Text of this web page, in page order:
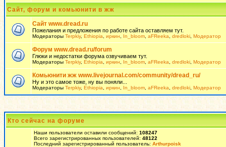
Сайт, форум и комьюнити в жж
Сайт www.dread.ru
Пожелания и предложения по работе сайта оставляем тут.
Модераторы Terpkiy, Ethiopia иркин In_bloom aFReeka dredloki Модератор
Форум www.dread.ru/forum
Глюки и недостатки форума озвучиваем тут.
Модераторы Terpkiy, Ethiopia иркин In_bloom aFReeka dredloki Модератор
Комьюнити жж www.livejournal.com/community/dread_ru/
Ну и это самое тоже, ну вы поняли...
Модераторы Terpkiy, Ethiopia иркин In_bloom aFReeka dredloki Модератор
Кто сейчас на форуме
Наши пользователи оставили сообщений: 108247
Всего зарегистрированных пользователей: 48122
Последний зарегистрированный пользователь: Arthurpoisk